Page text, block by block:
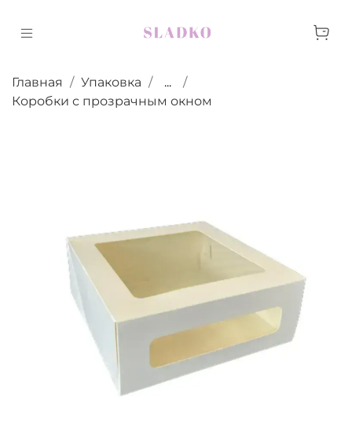
Главная Упаковка
...
Коробки с прозрачным окном